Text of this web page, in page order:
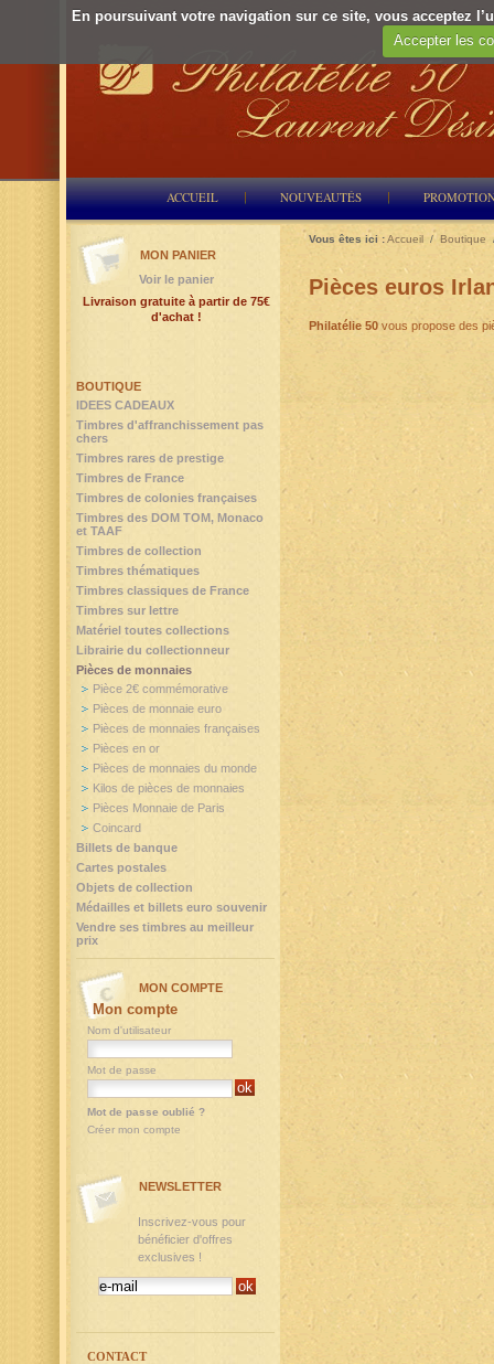
En poursuivant votre navigation sur ce site, vous acceptez
Accepter les
ACCUEIL NOUVEAUTÉS
Vous êtes ici :Accueil / Boutique
Pièces euros
Philatélie 50 vous propose des
BOUTIQUE
IDEES CADEAUX
Timbres d'affranchissement pas
chers
Timbres rares de prestige
Timbres de France
Timbres de colonies françaises
Timbres des DOM TOM, Monaco
et TAAF
Timbres de collection
Timbres thématiques
Timbres classiques de France
Timbres sur lettre
Matériel toutes collections
Librairie du collectionneur
Pièces de monnaies
Pièce 2€ commémorative
Pièces de monnaie euro
Pièces de monnaies françaises
Pièces en or
Pièces de monnaies du monde
Kilos de pièces de monnaies
Pièces Monnaie de Paris
Coincard
Billets de banque
Cartes postales
Objets de collection
Médailles et billets euro souvenir
Vendre ses timbres au meilleur
prix
MON PANIER
Voir le panier
Livraison gratuite à partir de 75€
d'achat !
MON COMPTE
Mon compte
Nom d'utilisateur
Mot de passe
Mot de passe oublié ?
Créer mon compte
NEWSLETTER
Inscrivez-vous pour
bénéficier d'offres
exclusives !
CONTACT